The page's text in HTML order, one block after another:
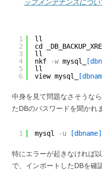
ップメンテナンスについ
1
2
3
4
5
6
ll
cd
ll
nkf
-w mysql_
ll
view mysql_
中身を見て問題なさそうな
たDBのパスワードを聞かれ
1 mysql -u [dbname]
特にエラーが起きなければ
で、インポートしたDBを確